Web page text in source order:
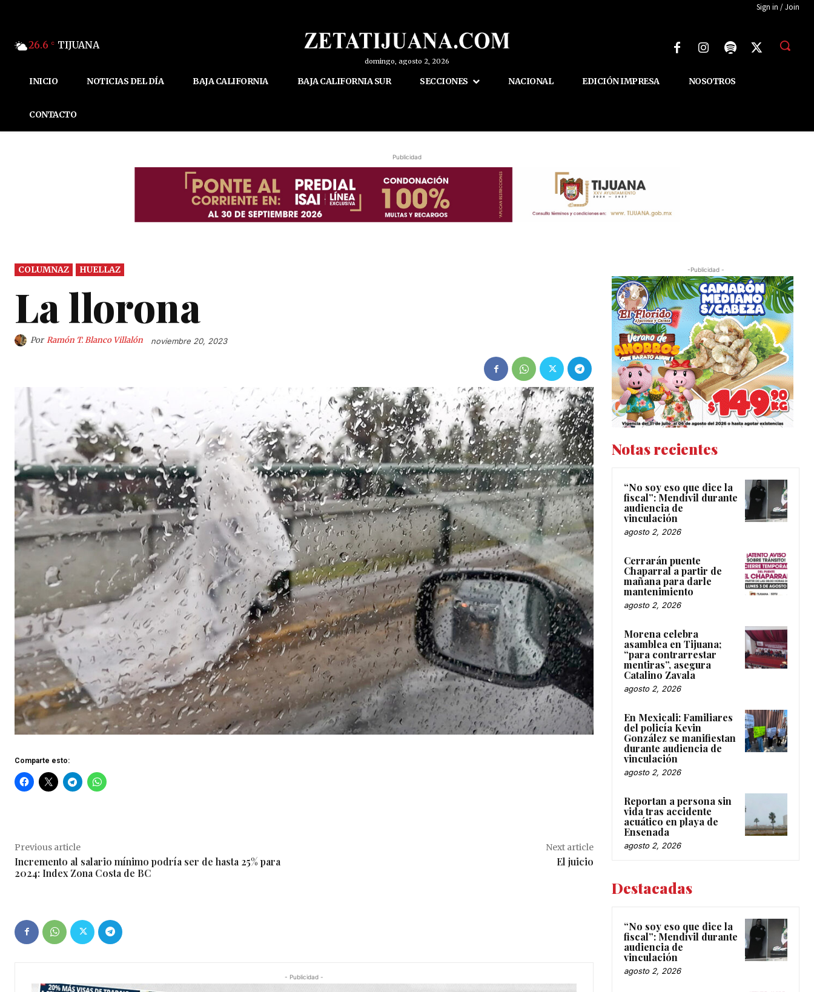
Sign in / Join
26.6 C TIJUANA
domingo, agosto 2, 2026
INICIO NOTICIAS DEL DÍA BAJA CALIFORNIA BAJA CALIFORNIA SUR SECCIONES NACIONAL EDICIÓN IMPRESA NOSOTROS
CONTACTO
Publicidad
COLUMNAZ HUELLAZ
La llorona
Por Ramón T. Blanco Villalón noviembre 20, 2023
Comparte esto:
Previous article
Incremento al salario mínimo podría ser de hasta 25% para
2024: Index Zona Costa de BC
Next article
El juicio
- Publicidad -
-Publicidad -
Notas recientes
“No soy eso que dice la
fiscal”: Mendívil durante
audiencia de
vinculación
agosto 2, 2026
Cerrarán puente
Chaparral a partir de
mañana para darle
mantenimiento
agosto 2, 2026
Morena celebra
asamblea en Tijuana;
“para contrarrestar
mentiras”, asegura
Catalino Zavala
agosto 2, 2026
En Mexicali: Familiares
del policía Kevin
González se manifiestan
durante audiencia de
vinculación
agosto 2, 2026
Reportan a persona sin
vida tras accidente
acuático en playa de
Ensenada
agosto 2, 2026
Destacadas
“No soy eso que dice la
fiscal”: Mendívil durante
audiencia de
vinculación
agosto 2, 2026